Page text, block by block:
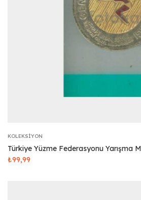
KOLEKSIYON
Türkiye Yüzme Federasyonu Yarışma
₺99,99